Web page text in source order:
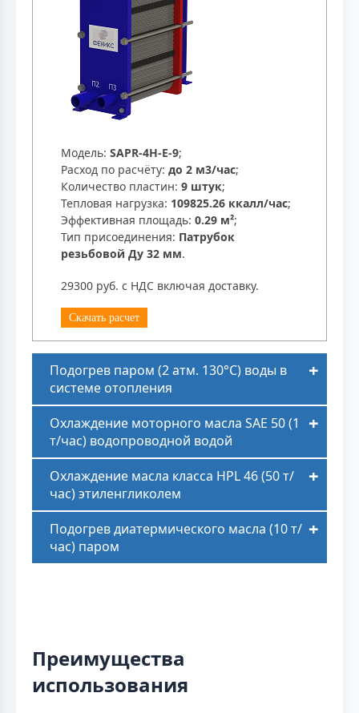
Модель: SAPR-4H-E-9;
Расход по расчёту: до 2 м3/час;
Количество пластин: 9 штук;
Тепловая нагрузка: 109825.26 ккалл/час;
Эффективная площадь: 0.29 м²;
Тип присоединения: Патрубок
резьбовой Ду 32 мм.
29300 руб. с НДС включая доставку.
Скачать расчет
Подогрев паром (2 атм. 130°C) воды в
системе отопления
Охлаждение моторного масла SAE 50 (1
т/час) водопроводной водой
Охлаждение масла класса HPL 46 (50 т/
час) этиленгликолем
Подогрев диатермического масла (10 т/
час) паром
Преимущества
использования